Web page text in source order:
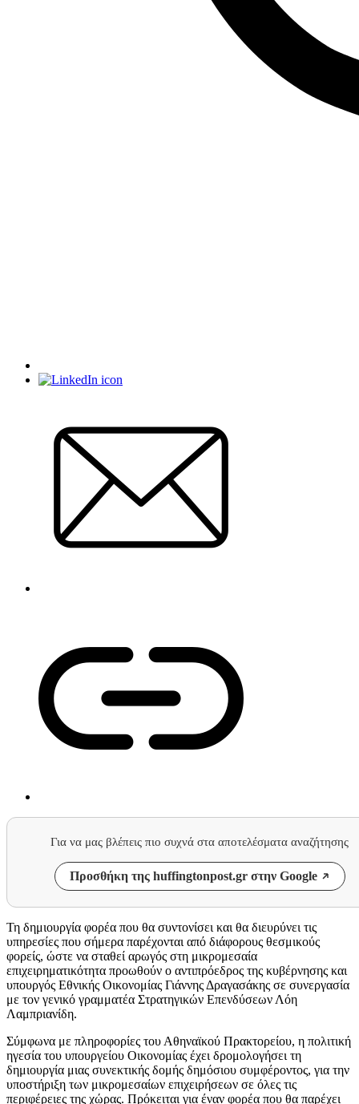
Για να μας βλέπεις πιο συχνά στα αποτελέσματα αναζήτησης
Προσθήκη της huffingtonpost.gr στην Google
Τη δημιουργία φορέα που θα συντονίσει και θα διευρύνει τις
υπηρεσίες που σήμερα παρέχονται από διάφορους θεσμικούς
φορείς, ώστε να σταθεί αρωγός στη μικρομεσαία
επιχειρηματικότητα προωθούν ο αντιπρόεδρος της κυβέρνησης και
υπουργός Εθνικής Οικονομίας Γιάννης Δραγασάκης σε συνεργασία
με τον γενικό γραμματέα Στρατηγικών Επενδύσεων Λόη
Λαμπριανίδη.
Σύμφωνα με πληροφορίες του Αθηναϊκού Πρακτορείου, η πολιτική
ηγεσία του υπουργείου Οικονομίας έχει δρομολογήσει τη
δημιουργία μιας συνεκτικής δομής δημόσιου συμφέροντος, για την
υποστήριξη των μικρομεσαίων επιχειρήσεων σε όλες τις
περιφέρειες της χώρας. Πρόκειται για έναν φορέα που θα παρέχει